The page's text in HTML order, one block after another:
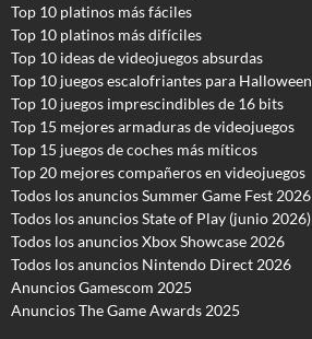
Top 10 platinos más fáciles
Top 10 platinos más difíciles
Top 10 ideas de videojuegos absurdas
Top 10 juegos escalofriantes para Halloween
Top 10 juegos imprescindibles de 16 bits
Top 15 mejores armaduras de videojuegos
Top 15 juegos de coches más míticos
Top 20 mejores compañeros en videojuegos
Todos los anuncios Summer Game Fest 2026
Todos los anuncios State of Play (junio 2026)
Todos los anuncios Xbox Showcase 2026
Todos los anuncios Nintendo Direct 2026
Anuncios Gamescom 2025
Anuncios The Game Awards 2025